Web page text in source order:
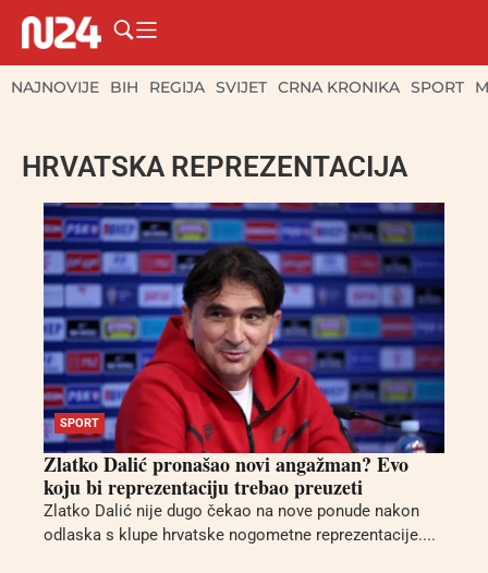
NAJNOVIJE BIH REGIJA SVIJET CRNA KRONIKA SPORT
HRVATSKA REPREZENTACIJA
SPORT
Zlatko Dalić pronašao novi angažman? Evo
koju bi reprezentaciju trebao preuzeti
Zlatko Dalić nije dugo čekao na nove ponude nakon
odlaska s klupe hrvatske nogometne reprezentacije....